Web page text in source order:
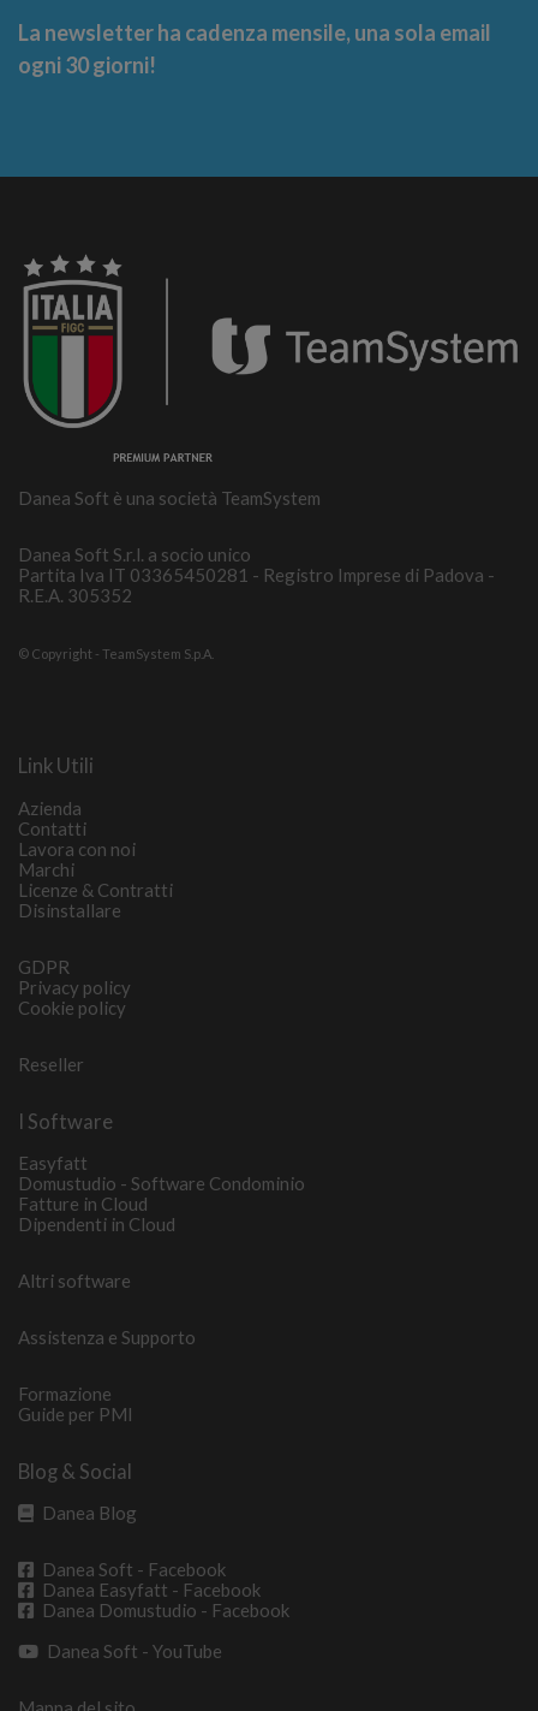
La newsletter ha cadenza mensile, una sola email
ogni 30 giorni!
Danea Soft è una società TeamSystem
Danea Soft S.r.l. a socio unico
Partita Iva IT 03365450281 - Registro Imprese di Padova -
R.E.A. 305352
© Copyright - TeamSystem S.p.A.
Link Utili
Azienda
Contatti
Lavora con noi
Marchi
Licenze & Contratti
Disinstallare
GDPR
Privacy policy
Cookie policy
Reseller
I Software
Easyfatt
Domustudio - Software Condominio
Fatture in Cloud
Dipendenti in Cloud
Altri software
Assistenza e Supporto
Formazione
Guide per PMI
Blog & Social
Danea Blog
Danea Soft - Facebook
Danea Easyfatt - Facebook
Danea Domustudio - Facebook
Danea Soft - YouTube